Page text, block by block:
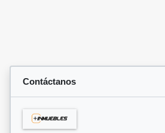
Contáctanos